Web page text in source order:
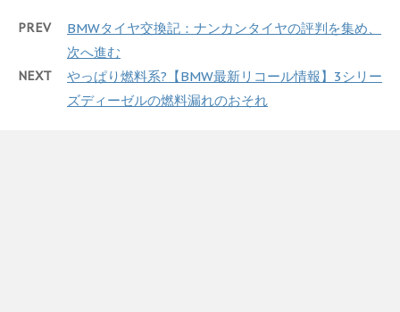
PREV
BMWタイヤ交換記：ナンカンタイヤの評判を集め、
次へ進む
NEXT
やっぱり燃料系?【BMW最新リコール情報】3シリー
ズディーゼルの燃料漏れのおそれ